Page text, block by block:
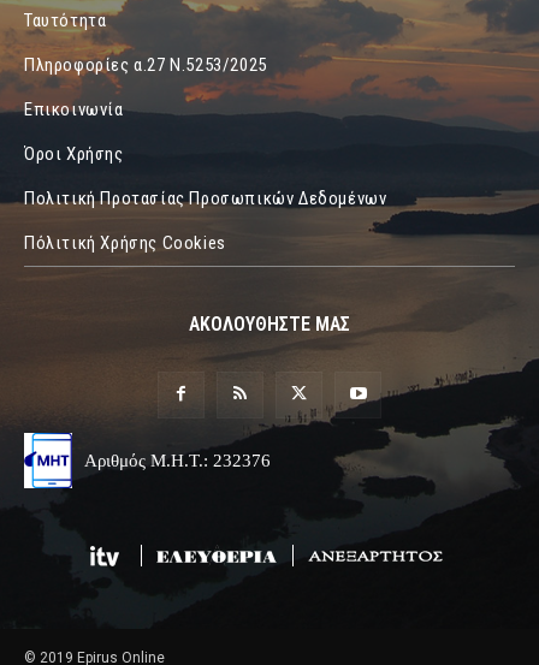
Ταυτότητα
Πληροφορίες α.27 Ν.5253/2025
Επικοινωνία
Όροι Χρήσης
Πολιτική Προτασίας Προσωπικών Δεδομένων
Πόλιτική Χρήσης Cookies
ΑΚΟΛΟΥΘΗΣΤΕ ΜΑΣ
Αριθμός Μ.Η.Τ.: 232376
© 2019 Epirus Online